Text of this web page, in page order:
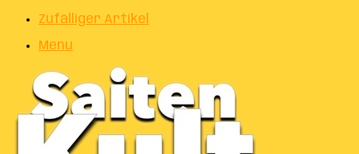
Zufälliger Artikel
Menu